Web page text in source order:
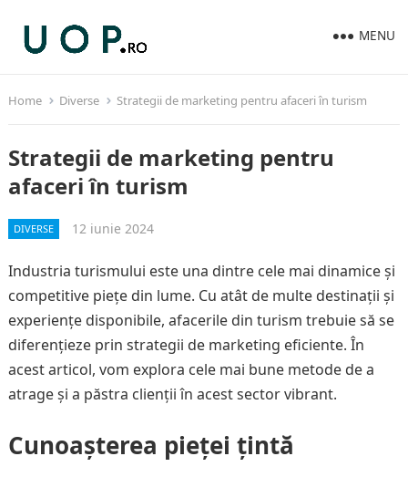
MENU
Home Diverse Strategii de marketing pentru afaceri în turism
Strategii de marketing pentru
afaceri în turism
DIVERSE 12 iunie 2024
Industria turismului este una dintre cele mai dinamice și
competitive piețe din lume. Cu atât de multe destinații și
experiențe disponibile, afacerile din turism trebuie să se
diferențieze prin strategii de marketing eficiente. În
acest articol, vom explora cele mai bune metode de a
atrage și a păstra clienții în acest sector vibrant.
Cunoașterea pieței țintă